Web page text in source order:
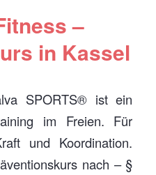
–
in Kassel
SPORTS® ist ein
im Freien. Für
und Koordination.
nach – §